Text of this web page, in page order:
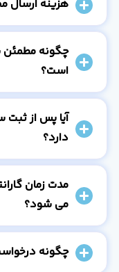
هزینه ارسال
چگونه
است؟
آیا پس از
دارد؟
مدت زمان
می شود؟
چگونه